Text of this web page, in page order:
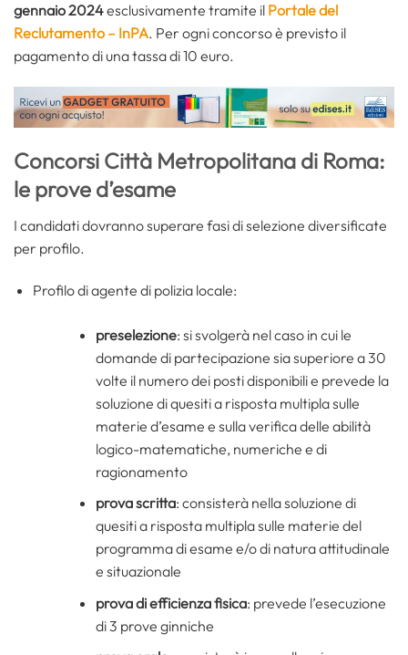
gennaio 2024esclusivamente tramite il Portale del
Reclutamento – InPA. Per ogni concorso è previsto il
pagamento di una tassa di 10 euro.
Concorsi Città Metropolitana di Roma:
le prove d’esame
I candidati dovranno superare fasi di selezione diversificate
per profilo.
Profilo di agente di polizia locale:
preselezione: si svolgerà nel caso in cui le
domande di partecipazione sia superiore a 30
volte il numero dei posti disponibili e prevede la
soluzione di quesiti a risposta multipla sulle
materie d’esame e sulla verifica delle abilità
logico-matematiche, numeriche e di
ragionamento
prova scritta: consisterà nella soluzione di
quesiti a risposta multipla sulle materie del
programma di esame e/o di natura attitudinale
e situazionale
prova di efficienza fisica: prevede l’esecuzione
di 3 prove ginniche